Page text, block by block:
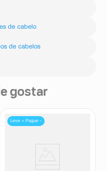
enxágue
devolver os nutrientes ao
de cabelo
de cabelos
gostar
Leve + Pague -